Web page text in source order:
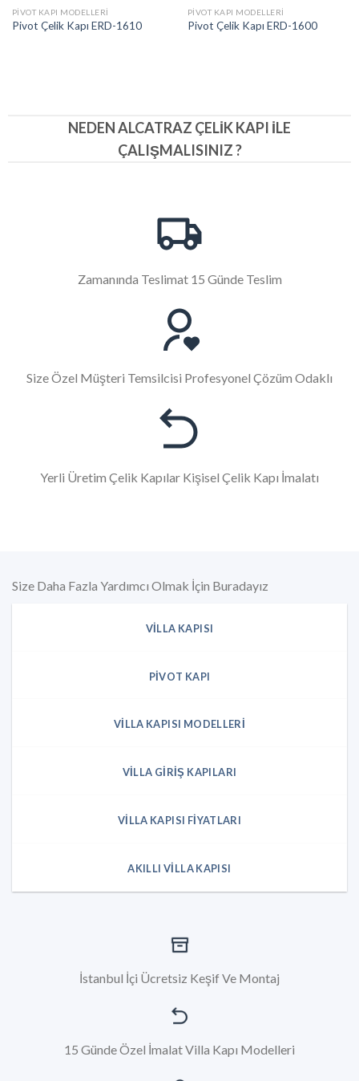
PIVOT KAPI MODELLERI
Pivot Çelik Kapı ERD-1610
PIVOT KAPI MODELLERI
Pivot Çelik Kapı ERD-1600
NEDEN ALCATRAZ ÇELIK KAPI İLE
ÇALIŞMALISINIZ ?
Zamanında Teslimat 15 Günde Teslim
Size Özel Müşteri Temsilcisi Profesyonel Çözüm Odaklı
Yerli Üretim Çelik Kapılar Kişisel Çelik Kapı İmalatı
Size Daha Fazla Yardımcı Olmak İçin Buradayız
VILLA KAPISI
PIVOT KAPI
VILLA KAPISI MODELLERI
VILLA GIRIŞ KAPILARI
VILLA KAPISI FIYATLARI
AKILLI VILLA KAPISI
İstanbul İçi Ücretsiz Keşif Ve Montaj
15 Günde Özel İmalat Villa Kapı Modelleri